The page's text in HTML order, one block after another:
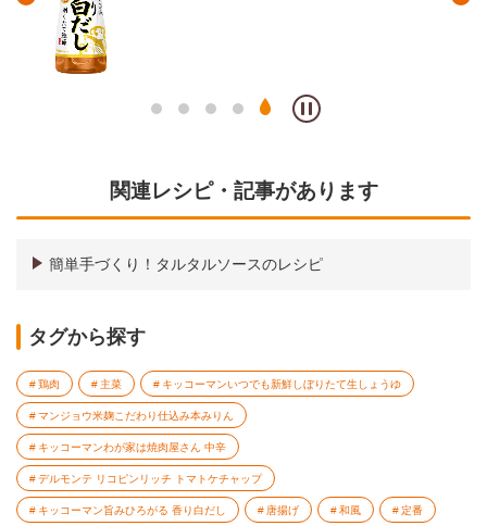
関連レシピ・記事があります
簡単手づくり！タルタルソースのレシピ
タグから探す
鶏肉 主菜 キッコーマンいつでも新鮮しぼりたて生しょうゆ
マンジョウ米麹こだわり仕込み本みりん
キッコーマンわが家は焼肉屋さん 中辛
デルモンテ リコピンリッチ トマトケチャップ
キッコーマン旨みひろがる 香り白だし 唐揚げ 和風 定番